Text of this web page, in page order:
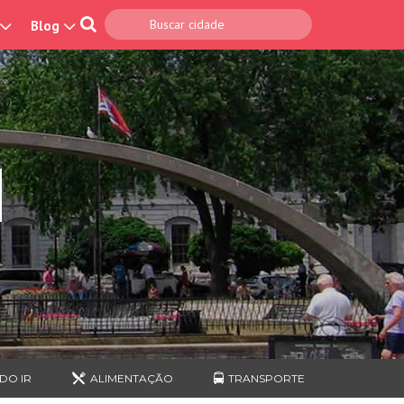
Blog
IR ALIMENTAÇÃO TRANSPORTE